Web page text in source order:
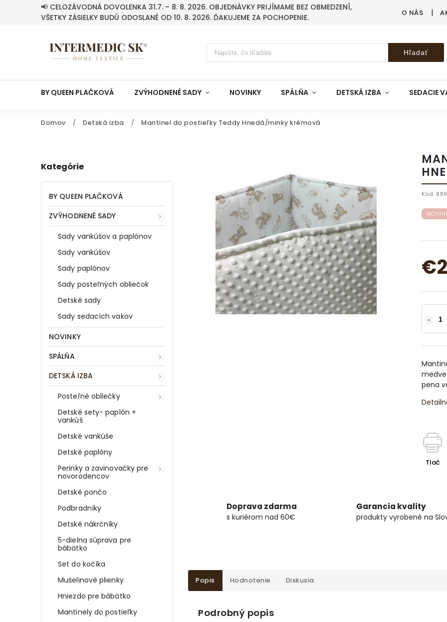
📢 CELOZÁVODNÁ DOVOLENKA 31.7. – 8. 8. 2026. OBJEDNÁVKY PRIJÍMAME BEZ OBMEDZENÍ,
VŠETKY ZÁSIELKY BUDÚ ODOSLANÉ OD 10. 8. 2026. ĎAKUJEME ZA POCHOPENIE.
O NÁS
Hľadať
BY QUEEN PLAČKOVÁ ZVÝHODNENÉ SADY NOVINKY SPÁLŇA DETSKÁ IZBA SEDACIE
Domov / Detská izba / Mantinel do postieľky Teddy Hnedá/minky krémová
Kategórie
BY QUEEN PLAČKOVÁ
ZVÝHODNENÉ SADY
Sady vankúšov a paplónov
Sady vankúšov
Sady paplónov
Sady posteľných obliečok
Detské sady
Sady sedacích vakov
NOVINKY
SPÁLŇA
DETSKÁ IZBA
Posteľné obliečky
Detské sety- paplón +
vankúš
Detské vankúše
Detské paplóny
Perinky a zavinovačky pre
novorodencov
Detské pončo
Podbradníky
Detské nákrčníky
5-dielna súprava pre
bábätko
Set do kočíka
Mušelinové plienky
Hniezdo pre bábätko
Mantinely do postieľky
Kód:
pena
Tlač
Doprava zdarma
s kuriérom nad 60€
Garancia kvality
produkty vyrobené na
Popis Hodnotenie Diskusia
Podrobný popis